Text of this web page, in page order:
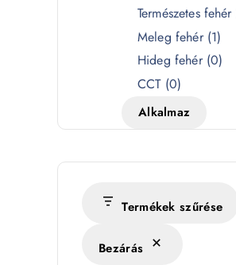
é
s
k
Természetes fehér
Meleg fehér (1)
Hideg fehér (0)
CCT (0)
Alkalmaz
Termékek szűrése
Bezárás